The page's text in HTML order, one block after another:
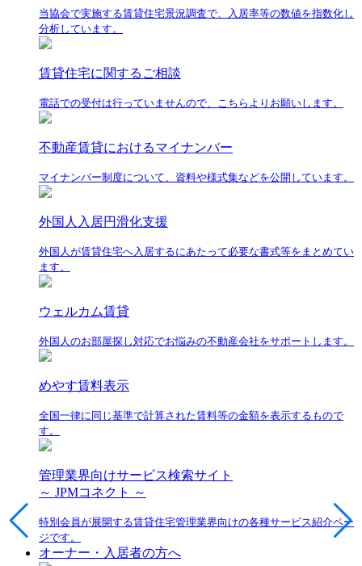
当協会で実施する賃貸住宅景況調査で、入居率等の数値を指数化し
分析しています。
賃貸住宅に関するご相談
電話での受付は行っていませんので、こちらよりお願いします。
不動産賃貸におけるマイナンバー
マイナンバー制度について、資料や様式集などを公開しています。
外国人入居円滑化支援
外国人が賃貸住宅へ入居するにあたって必要な書式等をまとめてい
ます。
ウェルカム賃貸
外国人のお部屋探し対応でお悩みの不動産会社をサポートします。
めやす賃料表示
全国一律に同じ基準で計算された賃料等の金額を表示するもので
す。
管理業界向けサービス検索サイト
～ JPMコネクト ～
特別会員が展開する賃貸住宅管理業界向けの各種サービス紹介ペー
ジです。
オーナー・入居者の方へ